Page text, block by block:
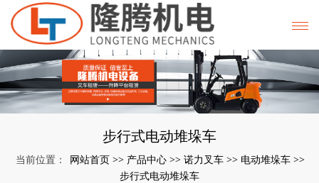
步行式电动堆垛车
当前位置： 网站首页 >> 产品中心 >> 诺力叉车 >> 电动堆垛车 >>
步行式电动堆垛车